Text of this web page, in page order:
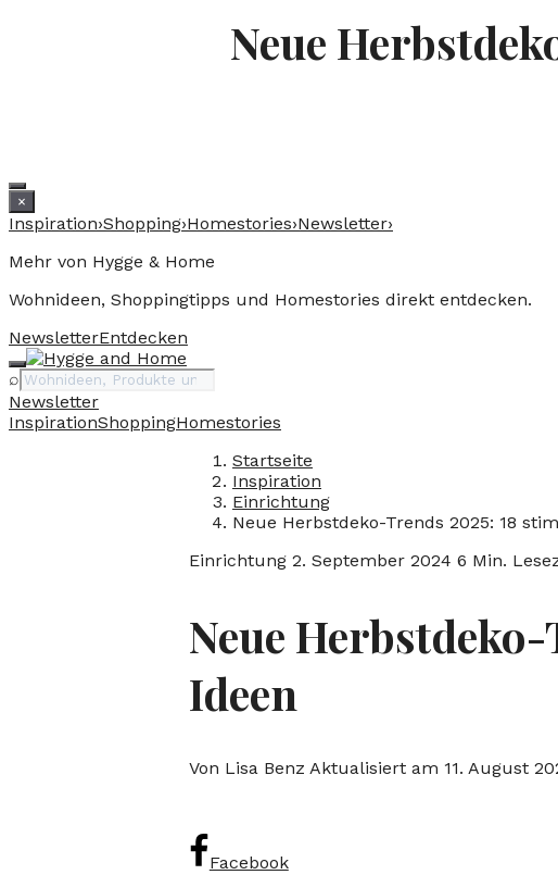
Neue
×
Inspiration›Shopping›Homestories›Newsletter›
Mehr von Hygge & Home
Wohnideen, Shoppingtipps und Homestories direkt entdecken.
NewsletterEntdecken
⌕Suche
Newsletter
InspirationShoppingHomestories
Startseite
Inspiration
Einrichtung
Neue Herbstdeko-Trends 2025: 18
Einrichtung 2. September 2024 6 Min.
Neue
Ideen
Von Lisa Benz Aktualisiert am 11. August
Facebook